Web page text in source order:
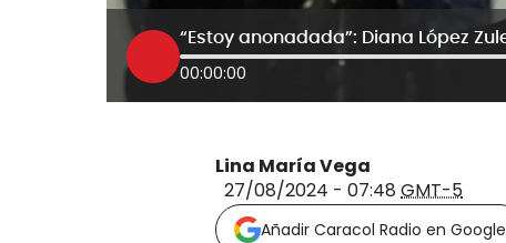
00:00:00
Lina María Vega
27/08/2024 - 07:48 GMT-5
Añadir Caracol Radio en Google